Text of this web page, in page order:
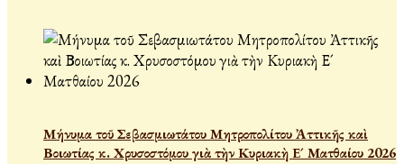
Μήνυμα τοῦ Σεβασμιωτάτου Μητροπολίτου Ἀττικῆς καὶ
Βοιωτίας κ. Χρυσοστόμου γιὰ τὴν Κυριακὴ Ε´ Ματθαίου 2026